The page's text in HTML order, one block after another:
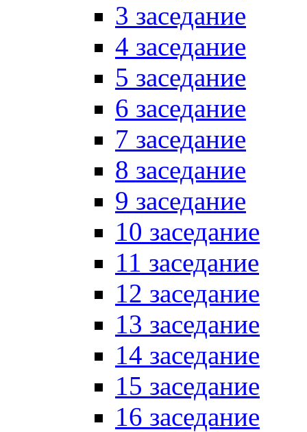
3 заседание
4 заседание
5 заседание
6 заседание
7 заседание
8 заседание
9 заседание
10 заседание
11 заседание
12 заседание
13 заседание
14 заседание
15 заседание
16 заседание